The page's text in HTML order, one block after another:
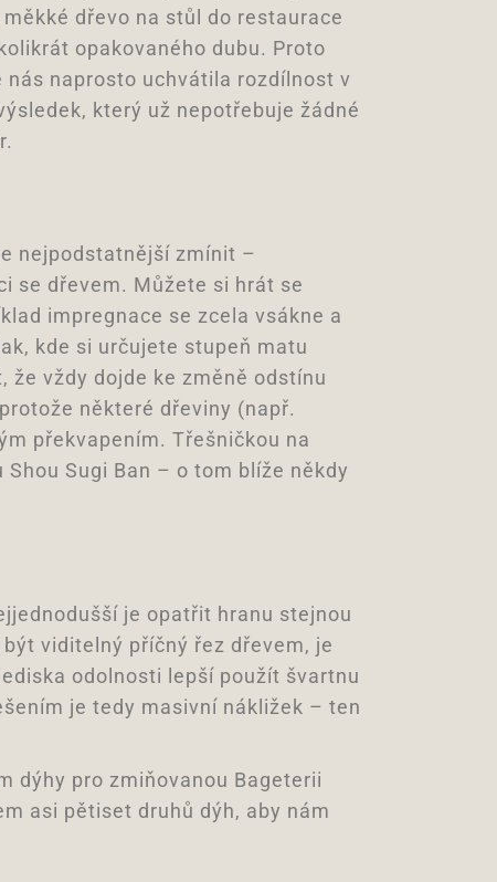
dřevo na stůl do restaurace
opakovaného dubu. Proto
nás naprosto uchvátila rozdílnost v
který už nepotřebuje žádné
nejpodstatnější zmínit –
se dřevem. Můžete si hrát se
impregnace se zcela vsákne a
kde si určujete stupeň matu
že vždy dojde ke změně odstínu
některé dřeviny (např.
překvapením. Třešničkou na
Sugi Ban – o tom blíže někdy
je opatřit hranu stejnou
viditelný příčný řez dřevem, je
odolnosti lepší použít švartnu
je tedy masivní nákližek – ten
dýhy pro zmiňovanou Bageterii
asi pětiset druhů dýh, aby nám